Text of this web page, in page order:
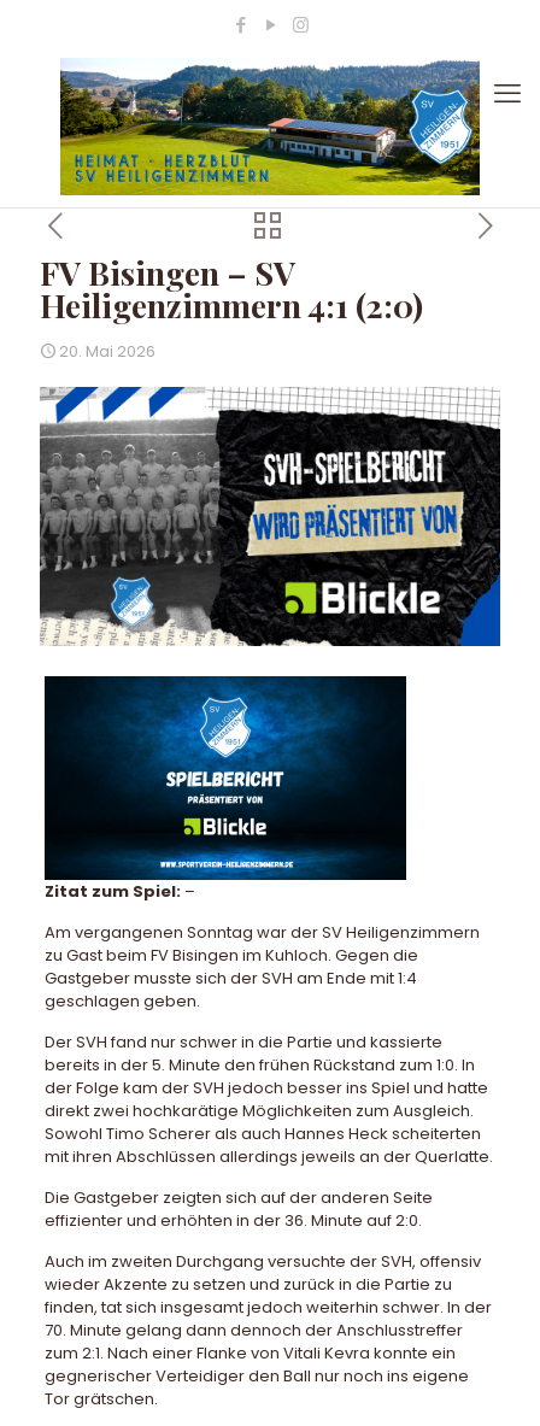
FV Bisingen – SV
Heiligenzimmern 4:1 (2:0)
20. Mai 2026
Zitat zum Spiel: –
Am vergangenen Sonntag war der SV Heiligenzimmern
zu Gast beim FV Bisingen im Kuhloch. Gegen die
Gastgeber musste sich der SVH am Ende mit 1:4
geschlagen geben.
Der SVH fand nur schwer in die Partie und kassierte
bereits in der 5. Minute den frühen Rückstand zum 1:0. In
der Folge kam der SVH jedoch besser ins Spiel und hatte
direkt zwei hochkarätige Möglichkeiten zum Ausgleich.
Sowohl Timo Scherer als auch Hannes Heck scheiterten
mit ihren Abschlüssen allerdings jeweils an der Querlatte.
Die Gastgeber zeigten sich auf der anderen Seite
effizienter und erhöhten in der 36. Minute auf 2:0.
Auch im zweiten Durchgang versuchte der SVH, offensiv
wieder Akzente zu setzen und zurück in die Partie zu
finden, tat sich insgesamt jedoch weiterhin schwer. In der
70. Minute gelang dann dennoch der Anschlusstreffer
zum 2:1. Nach einer Flanke von Vitali Kevra konnte ein
gegnerischer Verteidiger den Ball nur noch ins eigene
Tor grätschen.